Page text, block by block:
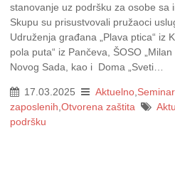
stanovanje uz podršku za osobe sa
Skupu su prisustvovali pružaoci
Udruženja građana „Plava ptica“ iz
pola puta“ iz Pančeva, ŠOSO
Novog Sada, kao i Doma „Sveti…
17.03.2025 Aktuelno
zaposlenih Otvorena zaštita
podršku